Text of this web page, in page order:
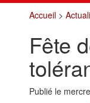
Accueil>
Fête
Publié le